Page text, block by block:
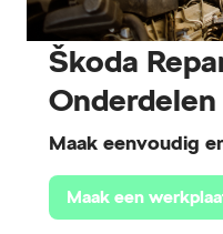
Škoda
Onderdelen
Maak eenvoudig
Maak een